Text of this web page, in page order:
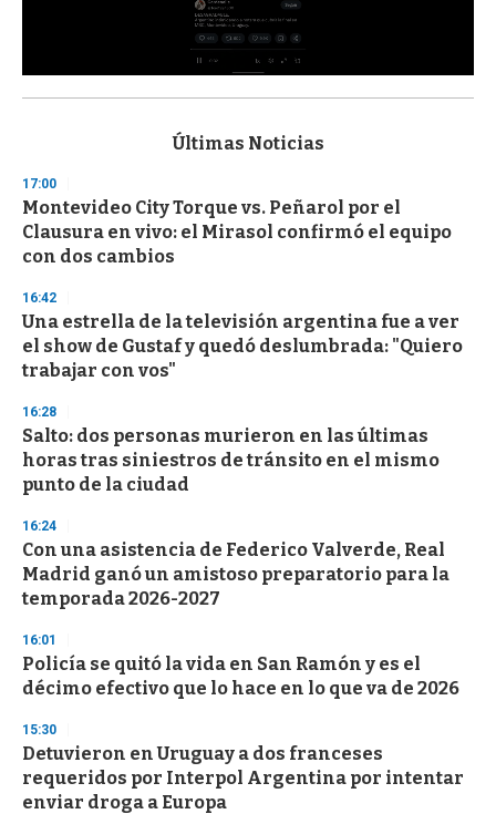
s
d
s
o
f
3
s
e
c
o
n
Últimas Noticias
17:00
Montevideo City Torque vs. Peñarol por el
Clausura en vivo: el Mirasol confirmó el equipo
con dos cambios
16:42
Una estrella de la televisión argentina fue a ver
el show de Gustaf y quedó deslumbrada: "Quiero
trabajar con vos"
16:28
Salto: dos personas murieron en las últimas
horas tras siniestros de tránsito en el mismo
punto de la ciudad
16:24
Con una asistencia de Federico Valverde, Real
Madrid ganó un amistoso preparatorio para la
temporada 2026-2027
16:01
Policía se quitó la vida en San Ramón y es el
décimo efectivo que lo hace en lo que va de 2026
15:30
Detuvieron en Uruguay a dos franceses
requeridos por Interpol Argentina por intentar
enviar droga a Europa